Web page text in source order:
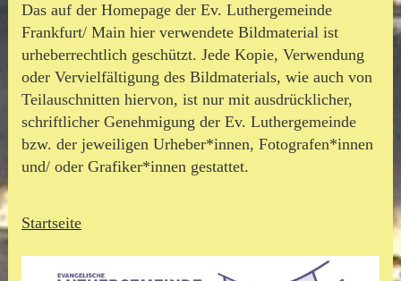
Das auf der Homepage der Ev. Luthergemeinde
Frankfurt/ Main hier verwendete Bildmaterial ist
urheberrechtlich geschützt. Jede Kopie, Verwendung
oder Vervielfältigung des Bildmaterials, wie auch von
Teilauschnitten hiervon, ist nur mit ausdrücklicher,
schriftlicher Genehmigung der Ev. Luthergemeinde
bzw. der jeweiligen Urheber*innen, Fotografen*innen
und/ oder Grafiker*innen gestattet.
Startseite